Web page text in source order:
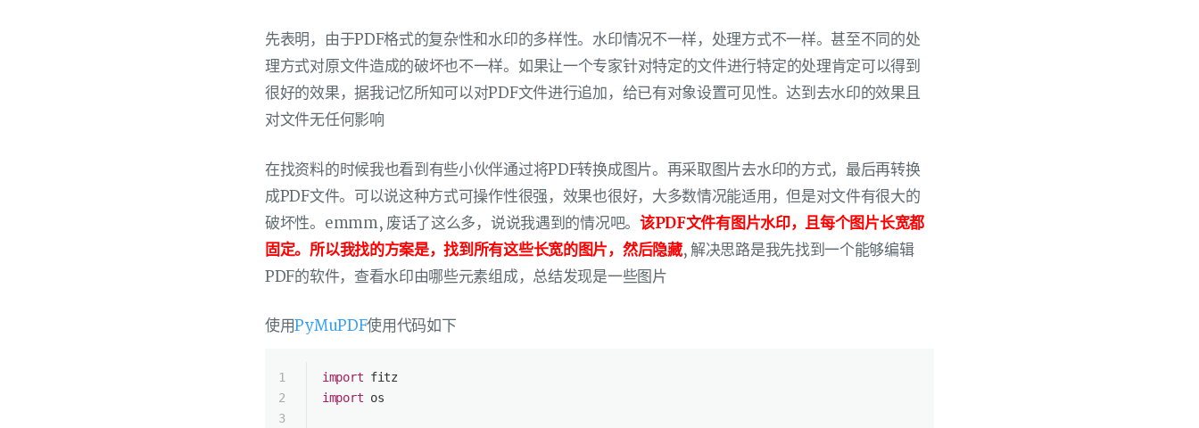
先表明，由于PDF格式的复杂性和水印的多样性。水印情况不一样，处理方式不一样。甚至不同的处
理方式对原文件造成的破坏也不一样。如果让一个专家针对特定的文件进行特定的处理肯定可以得到
很好的效果，据我记忆所知可以对PDF文件进行追加，给已有对象设置可见性。达到去水印的效果且
对文件无任何影响
在找资料的时候我也看到有些小伙伴通过将PDF转换成图片。再采取图片去水印的方式，最后再转换
成PDF文件。可以说这种方式可操作性很强，效果也很好，大多数情况能适用，但是对文件有很大的
破坏性。emmm, 废话了这么多，说说我遇到的情况吧。 该PDF文件有图片水印，且每个图片长宽都
固定。所以我找的方案是，找到所有这些长宽的图片，然后隐藏, 解决思路是我先找到一个能够编辑
PDF的软件，查看水印由哪些元素组成，总结发现是一些图片
使用PyMuPDF使用代码如下
1
2
3
import fitz
import os